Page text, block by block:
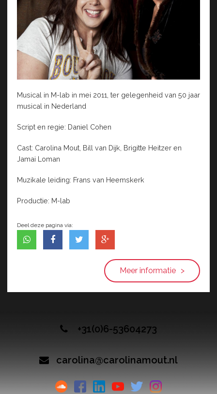
Musical in M-lab in mei 2011, ter gelegenheid van 50 jaar
musical in Nederland
Script en regie: Daniel Cohen
Cast: Carolina Mout, Bill van Dijk, Brigitte Heitzer en
Jamai Loman
Muzikale leiding: Frans van Heemskerk
Productie: M-lab
Deel deze pagina via:
Meer informatie
+31(0)6-53604273
carolina@carolinamout.nl